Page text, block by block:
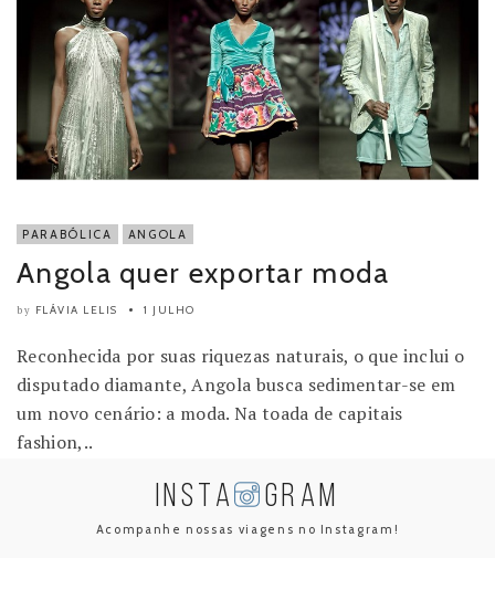
PARABÓLICA ANGOLA
Angola quer exportar moda
by FLÁVIA LELIS 1 JULHO
Reconhecida por suas riquezas naturais, o que inclui o
disputado diamante, Angola busca sedimentar-se em
um novo cenário: a moda. Na toada de capitais
fashion,..
INSTA GRAM
Acompanhe nossas viagens no Instagram!